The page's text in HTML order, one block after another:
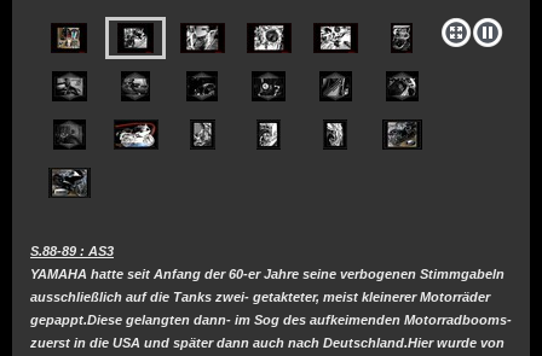
S.88-89 : AS3
YAMAHA hatte seit Anfang der 60-er Jahre seine verbogenen Stimmgabeln
ausschließlich auf die Tanks zwei- getakteter, meist kleinerer Motorräder
gepappt.Diese gelangten dann- im Sog des aufkeimenden Motorradbooms-
zuerst in die USA und später dann auch nach Deutschland.Hier wurde von